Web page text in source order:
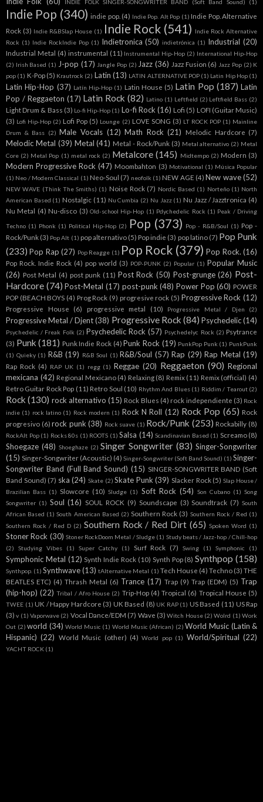
INDIE FOLK SINGER-SONGWRITER BAND (Soft Band Sound) (1)
Indie Pop (340) indie pop. (4) Indie Pop. Alt Pop (1) Indie Pop. Alternative
Rock (3) Indie R&BSlap House (1) Indie Rock (541) Indie Rock Alternative
Rock (1) Indie RockIndie Pop (1) Indietronica (50) indietrónica (1) Industrial (20)
Industrial Metal (4) instrumental (11) Instrumental Hip-Hop (2) International Hip-Hop
(2) Irish Based (1) J-pop (17) Jangle Pop (2) Jazz (36) Jazz Fusion (6) Jazz Pop (2) K
pop (1) K-Pop (5) Krautrock (2) Latin (13) LATIN ALTERNATIVE POP (1) Latin Hip Hop (1)
Latin Hip-Hop (37) Latín Hip-Hop (1) Latin House (5) Latin Pop (187) Latin
Pop / Reggaeton (17) Latin Rock (82) Latino (1) Leftfield (2) Leftfield Bass (2)
Light Drum & Bass (3) Lo-fi Hip-Hop (1) Lo-fi Rock (16) Lofi (5) LOFI (Guitar Music)
(3) Lofi Hip-Hop (2) Lofi Pop (5) Lounge (2) LOVE SONG (3) LT ROCK POP (1) Mainline
Drum & Bass (2) Male Vocals (12) Math Rock (21) Melodic Hardcore (7)
Melodic Metal (39) Metal (41) Metal - Rock/Punk (3) Metal alternativo (2) Metal
Core (2) Metal Pop (1) metal rock (2) Metalcore (145) Midtempo (2) Modern (3)
Modern Progressive Rock (47) Moombahton (3) Motivational (1) Música Popular
(1) Neo / Modern Classical (1) Neo-Soul (7) neofolk (1) NEW AGE (4) New wave (52)
NEW WAVE (Think The Smiths) (1) Noise Rock (7) Nordic Based (1) Norteño (1) North
American Based (1) Nostalgic (11) Nu Cumbia (2) Nu Jazz (1) Nu Jazz / Jazztronica (4)
Nu Metal (4) Nu-disco (3) Old-school Hip-Hop (1) Pdychedelic Rock (1) Peak / Driving
Techno (1) Phonk (1) Political Hip-Hop (2) Pop (373) Pop - R&B/Soul (1) Pop -
Rock/Punk (3) Pop Alt (1) pop alternativo (5) Pop indie (3) pop latino (7) Pop Punk
(233) Pop Rap (27) Pop Reagge (1) Pop Rock (379) Pop Rock. (16)
Pop Rock. Indie Rock (4) pop world (3) POP-PUNK (2) Popular (1) Popular Music
(26) Post Metal (4) post punk (11) Post Rock (50) Post-grunge (26) Post-
Hardcore (74) Post-Metal (17) post-punk (48) Power Pop (60) POWER
POP (BEACH BOYS (4) Prog Rock (9) progresive rock (5) Progressive Rock (12)
Progressive House (6) progressive metal (10) Progressive Metal / Djen (2)
Progressive Metal / Djent (38) Progressive Rock (84) Psychedelic(14)
Psychedelic / Freak Folk (2) Psychedelic Rock (57) Psychedelyc Rock (2) Psytrance
(3) Punk (181) Punk Indie Rock (4) Punk Rock (19) PunkPop Punk (1) PunkPunk
(1) Quieky (1) R&B (19) R&B Soul (1) R&B/Soul (57) Rap (29) Rap Metal (19)
Rap Rock (4) RAP UK (1) regg (1) Reggae (20) Reggaeton (90) Regional
mexicana (42) Regional Mexicano (4) Relaxing (8) Remix (11) Remix (official) (4)
Retro Guitar Rock Pop (11) Retro Soul (10) Rhythm And Blues (1) Riddim / Tearout (2)
Rock (130) rock alternativo (15) Rock Blues (4) rock independiente (3) Rock
indie (1) rock latino (1) Rock modern (1) Rock N Roll (12) Rock Pop (65) Rock
progresivo (6) rock punk (38) Rock suave (1) Rock/Punk (253) Rockabilly (8)
RockAlt Pop (1) Rocks 80s (1) ROOTS (1) Salsa (14) Scandinavian Based (1) Screamo (8)
Shoegaze (48) Shoeghaze (2) Singer Songwriter (83) Singer-Songwriter
(15) Singer-Songwriter (Acoustic) (4) Singer-Songwriter (Soft Band Sound) (1) Singer-
Songwriter Band (Full Band Sound) (15) SINGER-SONGWRITER BAND (Soft
Band Sound) (7) ska (24) Skate (2) Skate Punk (39) Slacker Rock (5) Slap House /
Brazilian Bass (1) Slowcore (10) Sludge (1) Soft Rock (54) Son Cubano (1) Song
Songwriter (1) Soul (16) SOUL ROCK (9) Soundscape (3) Soundtrack (7) South
African Based (1) South American Based (2) Southern Rock (3) Southern Rock / Red (1)
Southern Rock / Red D (2) Southern Rock / Red Dirt (65) Spoken Word (1)
Stoner Rock (30) Stoner RockDoom Metal / Sludge (1) Study beats / Jazz-hop / Chill-hop
(2)
Studying Vibes (1) Super Catchy (1) Surf Rock (7) Swing (1) Symphonic (1)
Symphonic Metal (12) Synth Indie Rock (10) Synth Pop (8) Synthpop (158)
Synthpop. (1) Synthwave (13) tAlternative Metal (1) Tech House (4) Techno (3) THE
BEATLES ETC) (4) Thrash Metal (6) Trance (17) Trap (9) Trap (EDM) (5) Trap
(hip-hop) (22) Tribal / Afro House (2) Trip-Hop (4) Tropical (6) Tropical House (5)
TWEE (1) UK / Happy Hardcore (3) UK Based (8) UK RAP (1) US Based (11) US Rap
(3) v (1) Vaporwave (2) Vocal Dance/EDM (7) Wave (3) Witch House (2) Wolrd (1) Work
Out (2) world (34) World Music (1) World Music (African) (2) World Music (Latin &
Hispanic) (22) World Music (other) (4) World pop (1) World/Spiritual (22)
YACHT ROCK (1)